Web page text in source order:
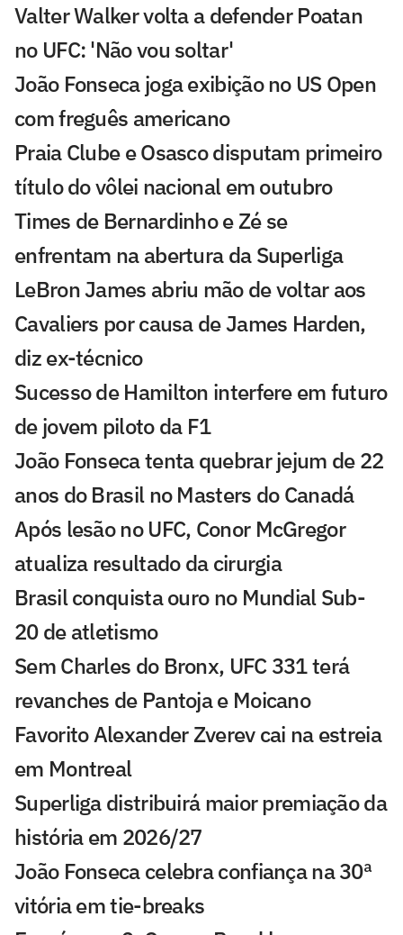
Valter Walker volta a defender Poatan
no UFC: 'Não vou soltar'
João Fonseca joga exibição no US Open
com freguês americano
Praia Clube e Osasco disputam primeiro
título do vôlei nacional em outubro
Times de Bernardinho e Zé se
enfrentam na abertura da Superliga
LeBron James abriu mão de voltar aos
Cavaliers por causa de James Harden,
diz ex-técnico
Sucesso de Hamilton interfere em futuro
de jovem piloto da F1
João Fonseca tenta quebrar jejum de 22
anos do Brasil no Masters do Canadá
Após lesão no UFC, Conor McGregor
atualiza resultado da cirurgia
Brasil conquista ouro no Mundial Sub-
20 de atletismo
Sem Charles do Bronx, UFC 331 terá
revanches de Pantoja e Moicano
Favorito Alexander Zverev cai na estreia
em Montreal
Superliga distribuirá maior premiação da
história em 2026/27
João Fonseca celebra confiança na 30ª
vitória em tie-breaks